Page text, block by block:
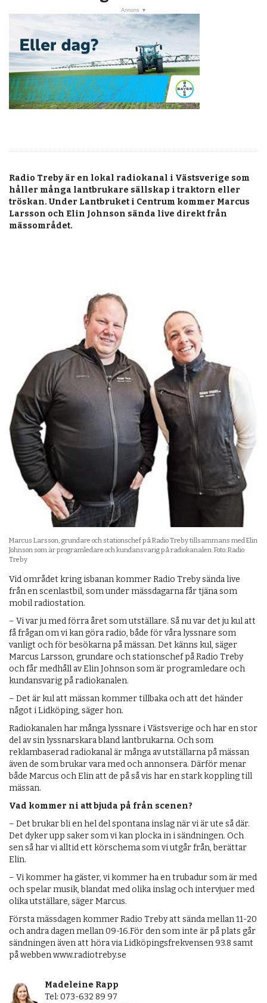
Läsartoppen
RSS-flöde
OPINION
KALENDER
JOBB
ANNONSERA
PRENUMERERA
Radio Treby är en lokal radiokanal i Västsverige som
håller många lantbrukare sällskap i traktorn eller
tröskan. Under Lantbruket i Centrum kommer Marcus
Larsson och Elin Johnson sända live direkt från
mässområdet.
Marcus Larsson, grundare och stationschef på Radio Treby tillsammans med Elin
Johnson som är programledare och kundansvarig på radiokanalen. Foto: Radio
Treby
Vid området kring isbanan kommer Radio Treby sända live
från en scenlastbil, som under mässdagarna får tjäna som
mobil radiostation.
– Vi var ju med förra året som utställare. Så nu var det ju kul att
få frågan om vi kan göra radio, både för våra lyssnare som
vanligt och för besökarna på mässan. Det känns kul, säger
Marcus Larsson, grundare och stationschef på Radio Treby
och får medhåll av Elin Johnson som är programledare och
kundansvarig på radiokanalen.
– Det är kul att mässan kommer tillbaka och att det händer
något i Lidköping, säger hon.
Radiokanalen har många lyssnare i Västsverige och har en stor
del av sin lyssnarskara bland lantbrukarna. Och som
reklambaserad radiokanal är många av utställarna på mässan
även de som brukar vara med och annonsera. Därför menar
både Marcus och Elin att de på så vis har en stark koppling till
mässan.
Vad kommer ni att bjuda på från scenen?
– Det brukar bli en hel del spontana inslag när vi är ute så där.
Det dyker upp saker som vi kan plocka in i sändningen. Och
sen så har vi alltid ett körschema som vi utgår från, berättar
Elin.
– Vi kommer ha gäster, vi kommer ha en trubadur som är med
och spelar musik, blandat med olika inslag och intervjuer med
olika utställare, säger Marcus.
Första mässdagen kommer Radio Treby att sända mellan 11-20
och andra dagen mellan 09-16.För den som inte är på plats går
sändningen även att höra via Lidköpingsfrekvensen 93.8 samt
på webben www.radiotreby.se
Madeleine Rapp
Tel: 073-632 89 97